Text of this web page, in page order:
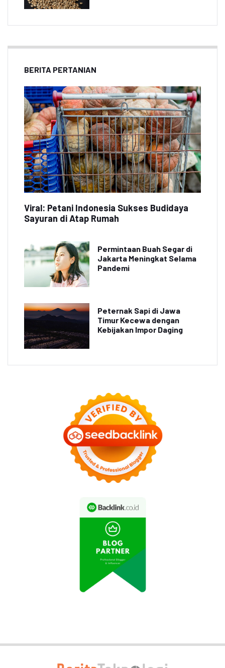
BERITA PERTANIAN
Viral: Petani Indonesia Sukses Budidaya
Sayuran di Atap Rumah
Permintaan Buah Segar di
Jakarta Meningkat Selama
Pandemi
Peternak Sapi di Jawa
Timur Kecewa dengan
Kebijakan Impor Daging